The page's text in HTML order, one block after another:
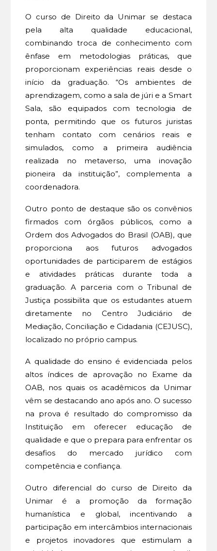
O curso de Direito da Unimar se destaca
pela alta qualidade educacional,
combinando troca de conhecimento com
ênfase em metodologias práticas, que
proporcionam experiências reais desde o
início da graduação. “Os ambientes de
aprendizagem, como a sala de júri e a Smart
Sala, são equipados com tecnologia de
ponta, permitindo que os futuros juristas
tenham contato com cenários reais e
simulados, como a primeira audiência
realizada no metaverso, uma inovação
pioneira da instituição”, complementa a
coordenadora.
Outro ponto de destaque são os convênios
firmados com órgãos públicos, como a
Ordem dos Advogados do Brasil (OAB), que
proporciona aos futuros advogados
oportunidades de participarem de estágios
e atividades práticas durante toda a
graduação. A parceria com o Tribunal de
Justiça possibilita que os estudantes atuem
diretamente no Centro Judiciário de
Mediação, Conciliação e Cidadania (CEJUSC),
localizado no próprio campus.
A qualidade do ensino é evidenciada pelos
altos índices de aprovação no Exame da
OAB, nos quais os acadêmicos da Unimar
vêm se destacando ano após ano. O sucesso
na prova é resultado do compromisso da
Instituição em oferecer educação de
qualidade e que o prepara para enfrentar os
desafios do mercado jurídico com
competência e confiança.
Outro diferencial do curso de Direito da
Unimar é a promoção da formação
humanística e global, incentivando a
participação em intercâmbios internacionais
e projetos inovadores que estimulam a